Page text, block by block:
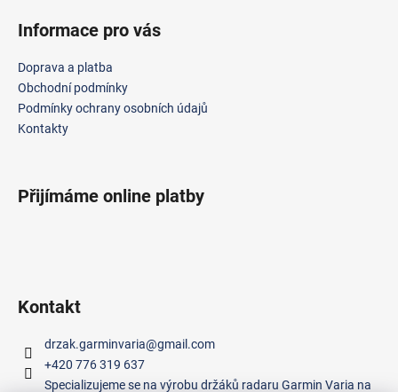
Informace pro vás
Doprava a platba
Obchodní podmínky
Podmínky ochrany osobních údajů
Kontakty
Přijímáme online platby
Kontakt
drzak.garminvaria@gmail.com
+420 776 319 637
Specializujeme se na výrobu držáků radaru Garmin Varia na